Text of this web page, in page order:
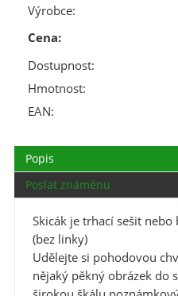
Výrobce:
Cena:
Dostupnost:
Hmotnost:
EAN:
Popis
Poslat známénu
Skicák je trhací sešit
(bez linky)
Udělejte si pohodovou
nějaký pěkný obrázek do